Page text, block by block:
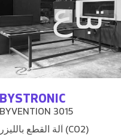
تباع
BYSTRONIC
BYVENTION 3015
آلة القطع بالليزر (CO2)